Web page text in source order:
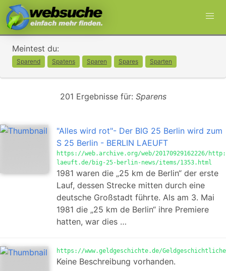
Meintest du:
Sparend Spatens Sparen Spares Sparten
201 Ergebnisse für: Sparens
"Alles wird rot"- Der BIG 25 Berlin wird zum
S 25 Berlin - BERLIN LAEUFT
https://web.archive.org/web/20170929162226/
laeuft.de/big-25-berlin-news/items/1353.html
1981 waren die „25 km de Berlin“ der erste
Lauf, dessen Strecke mitten durch eine
deutsche Großstadt führte. Als am 3. Mai
1981 die „25 km de Berlin“ ihre Premiere
hatten, war dies …
https://www.geldgeschichte.de/
Keine Beschreibung vorhanden.